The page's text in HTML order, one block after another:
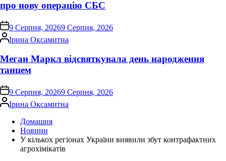
про нову операцію СБС
on9 Серпня, 20269 Серпня, 2026
Опубліковано
Ірина Оксамитна
Меган Маркл відсвяткувала день народження
танцем
on9 Серпня, 20269 Серпня, 2026
Опубліковано
Ірина Оксамитна
Домашня
Новини
У кількох регіонах України виявили збут контрафактних
агрохімікатів